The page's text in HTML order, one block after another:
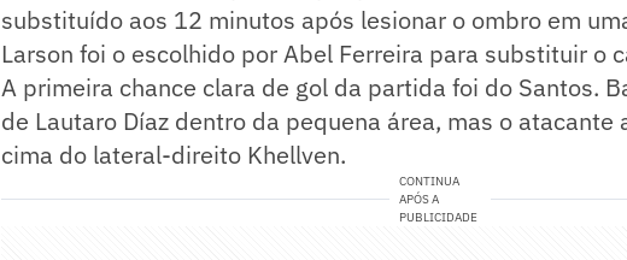
substituído aos 12 minutos após lesionar o ombro em
Larson foi o escolhido por Abel Ferreira para substituir o
A primeira chance clara de gol da partida foi do Santos.
de Lautaro Díaz dentro da pequena área, mas o atacante
cima do lateral-direito Khellven.
CONTINUA
APÓS A
PUBLICIDADE